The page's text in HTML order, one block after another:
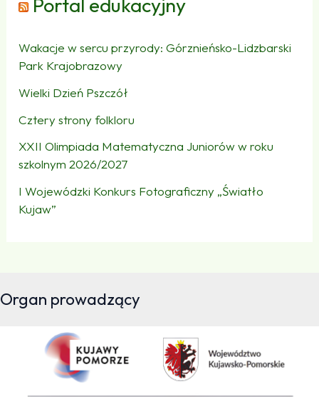
Portal edukacyjny
Wakacje w sercu przyrody: Górznieńsko-Lidzbarski
Park Krajobrazowy
Wielki Dzień Pszczół
Cztery strony folkloru
XXII Olimpiada Matematyczna Juniorów w roku
szkolnym 2026/2027
I Wojewódzki Konkurs Fotograficzny „Światło
Kujaw”
Organ prowadzący